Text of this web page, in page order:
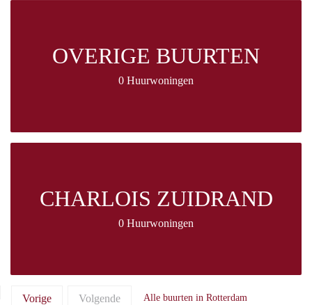
OVERIGE BUURTEN
0 Huurwoningen
CHARLOIS ZUIDRAND
0 Huurwoningen
Vorige Volgende Alle buurten in Rotterdam